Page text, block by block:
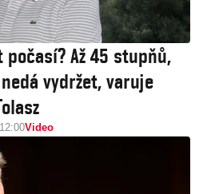
Až 45 stupňů,
vydržet, varuje
12:00Video